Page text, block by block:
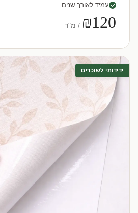
עמיד לאורך שנים
₪120 / מ"ר
ידידותי לשוכרים